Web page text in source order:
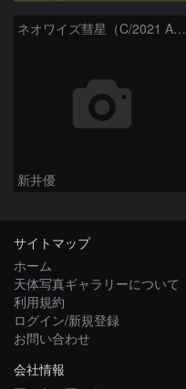
ネオワイズ彗星（C/2021 A7） : 2022/04/07
新井優
サイトマップ
ホーム
天体写真ギャラリーについて
利用規約
ログイン/新規登録
お問い合わせ
会社情報